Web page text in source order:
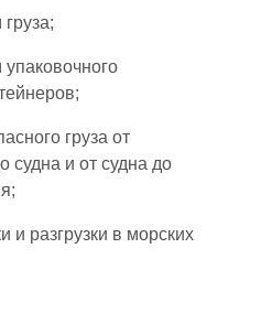
груза от
судна и от судна до
и разгрузки в морских